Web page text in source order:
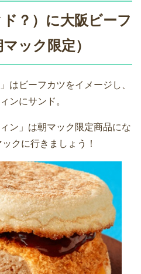
？）に大阪ビーフ
ック限定）
はビーフカツをイメージし、
ンにサンド。
ン」は朝マック限定商品にな
クに行きましょう！